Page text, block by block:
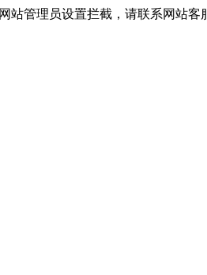
站管理员设置拦截，请联系网站客